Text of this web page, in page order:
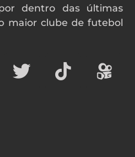
dentro das últimas
maior clube de futebol